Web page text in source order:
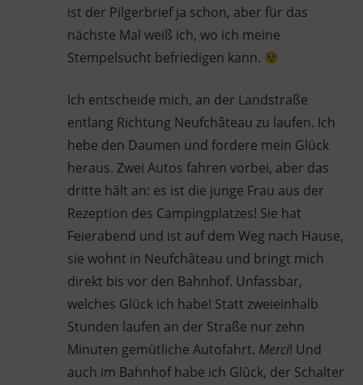
ist der Pilgerbrief ja schon, aber für das
nächste Mal weiß ich, wo ich meine
Stempelsucht befriedigen kann.
Ich entscheide mich, an der Landstraße
entlang Richtung Neufchâteau zu laufen. Ich
hebe den Daumen und fordere mein Glück
heraus. Zwei Autos fahren vorbei, aber das
dritte hält an: es ist die junge Frau aus der
Rezeption des Campingplatzes! Sie hat
Feierabend und ist auf dem Weg nach Hause,
sie wohnt in Neufchâteau und bringt mich
direkt bis vor den Bahnhof. Unfassbar,
welches Glück ich habe! Statt zweieinhalb
Stunden laufen an der Straße nur zehn
Minuten gemütliche Autofahrt. Merci! Und
auch im Bahnhof habe ich Glück, der Schalter